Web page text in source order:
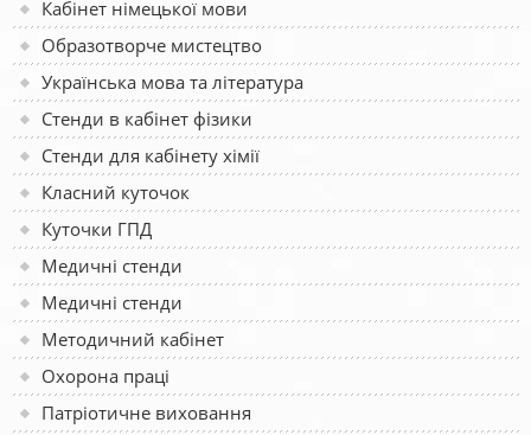
Кабінет німецької мови
Образотворче мистецтво
Українська мова та література
Стенди в кабінет фізики
Стенди для кабінету хімії
Класний куточок
Куточки ГПД
Медичні стенди
Медичні стенди
Методичний кабінет
Охорона праці
Патріотичне виховання